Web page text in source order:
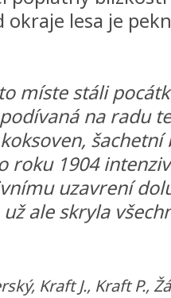
okraje lesa je
míste stáli
na radu
šachetní
roku 1904
uzavrení
ale skryla
Kraft J., Kraft P.,